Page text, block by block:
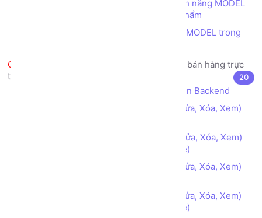
Tạo lớp (class) ánh xạ CSDL bằng tính năng MODEL
trong Laravel - Danh mục phẳng - Sản phẩm
Tạo mối quan hệ giữa các lớp (class) MODEL trong
Dự án thực tế mẫu - Trang web bán hàng trực
tuyến - Thiết kế Backend
20
Thiết kế bố cục (layouts) cho giao diện Backend
Xây dựng chức năng CRUD (Thêm, Sửa, Xóa, Xem)
Xây dựng chức năng CRUD (Thêm, Sửa, Xóa, Xem)
danh mục phẳng - Loại sản phẩm (create)
Xây dựng chức năng CRUD (Thêm, Sửa, Xóa, Xem)
Xây dựng chức năng CRUD (Thêm, Sửa, Xóa, Xem)
danh mục phẳng - Loại sản phẩm (delete)